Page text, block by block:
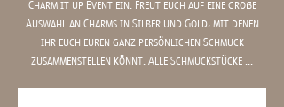
Charm it up Event ein. Freut euch auf eine große
Auswahl an Charms in Silber und Gold, mit denen
ihr euch euren ganz persönlichen Schmuck
zusammenstellen könnt. Alle Schmuckstücke ...